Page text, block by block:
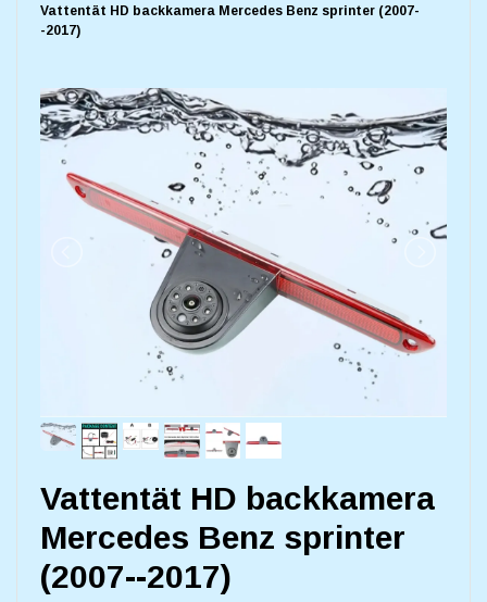
Vattentät HD backkamera Mercedes Benz sprinter (2007-
-2017)
Vattentät HD backkamera
Mercedes Benz sprinter
(2007--2017)